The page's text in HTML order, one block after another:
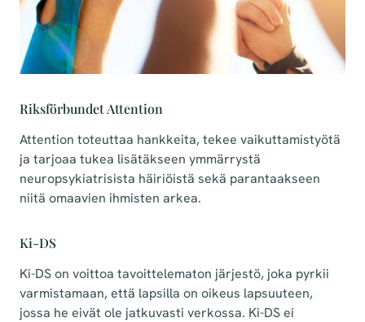
Riksförbundet Attention
Attention toteuttaa hankkeita, tekee vaikuttamistyötä
ja tarjoaa tukea lisätäkseen ymmärrystä
neuropsykiatrisista häiriöistä sekä parantaakseen
niitä omaavien ihmisten arkea.
Ki-DS
Ki-DS on voittoa tavoittelematon järjestö, joka pyrkii
varmistamaan, että lapsilla on oikeus lapsuuteen,
jossa he eivät ole jatkuvasti verkossa. Ki-DS ei